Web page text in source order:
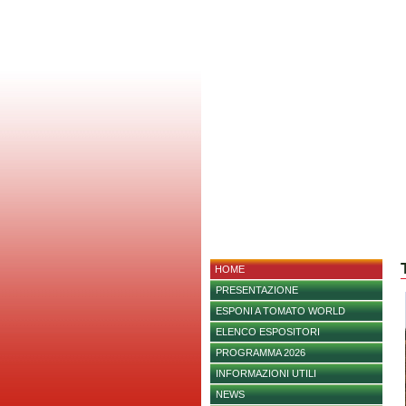
HOME
PRESENTAZIONE
ESPONI A TOMATO WORLD
ELENCO ESPOSITORI
PROGRAMMA 2026
INFORMAZIONI UTILI
NEWS